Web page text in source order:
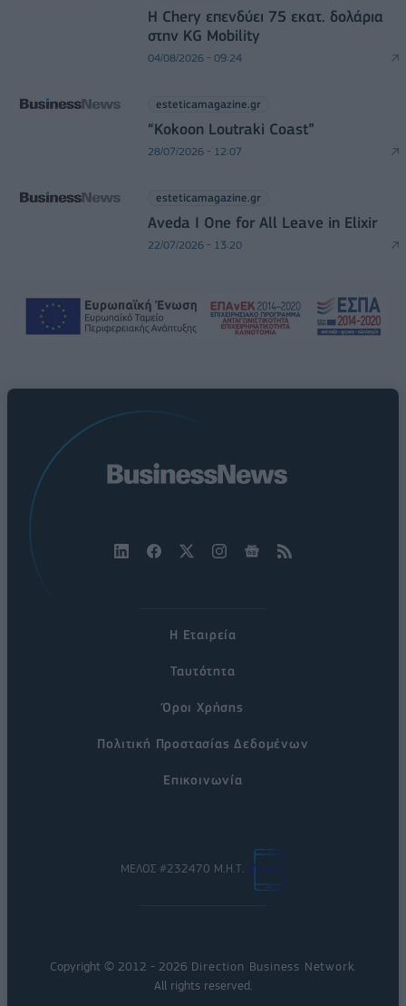
Η Chery επενδύει 75 εκατ. δολάρια
στην KG Mobility
04/08/2026 - 09:24
esteticamagazine.gr
“Kokoon Loutraki Coast”
28/07/2026 - 12:07
esteticamagazine.gr
Aveda I One for All Leave in Elixir
22/07/2026 - 13:20
Η Εταιρεία
Ταυτότητα
Όροι Χρήσης
Πολιτική Προστασίας Δεδομένων
Επικοινωνία
ΜΕΛΟΣ #232470 Μ.Η.Τ.
Copyright © 2012 - 2026 Direction Business Network.
All rights reserved.